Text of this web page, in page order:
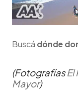
Buscá dónde
(FotografíasEl
Mayor)